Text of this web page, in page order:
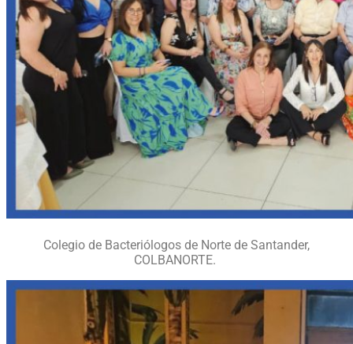
Colegio de Bacteriólogos de Norte de Santander,
COLBANORTE.